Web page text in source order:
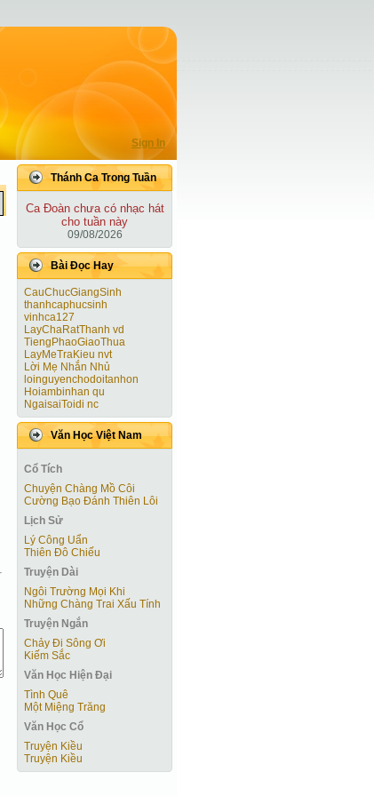
Sign In
Thánh Ca Trong Tuần
Ca Ðoàn chưa có nhạc hát
cho tuần này
09/08/2026
Bài Ðọc Hay
CauChucGiangSinh
thanhcaphucsinh
vinhca127
LayChaRatThanh vd
TiengPhaoGiaoThua
LayMeTraKieu nvt
Lời Mẹ Nhắn Nhủ
loinguyenchodoitanhon
Hoiambinhan qu
NgaisaiToidi nc
Văn Học Việt Nam
Cổ Tích
Chuyện Chàng Mồ Côi
Cường Bạo Ðánh Thiên Lôi
Lịch Sử
Lý Công Uẩn
Thiên Đô Chiếu
Truyện Dài
Ngôi Trường Mọi Khi
Những Chàng Trai Xấu Tính
Truyện Ngắn
Chảy Đi Sông Ơi
Kiếm Sắc
Văn Học Hiện Ðại
Tình Quê
Một Miệng Trăng
Văn Học Cổ
Truyện Kiều
Truyện Kiều